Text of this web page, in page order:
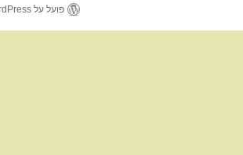
פועל על WordPress.